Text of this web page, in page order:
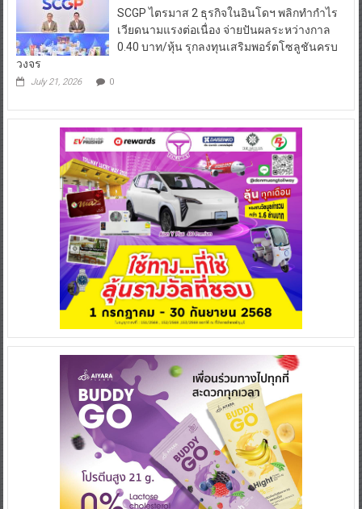
SCGP ไตรมาส 2 ธุรกิจในอินโดฯ พลิกทำกำไร
เวียดนามแรงต่อเนื่อง จ่ายปันผลระหว่างกาล
0.40 บาท/หุ้น รุกลงทุนเสริมพอร์ตโซลูชันครบ
วงจร
July 21, 2026 0